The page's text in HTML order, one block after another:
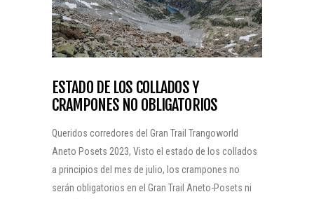
ESTADO DE LOS COLLADOS Y
CRAMPONES NO OBLIGATORIOS
Queridos corredores del Gran Trail Trangoworld
Aneto Posets 2023, Visto el estado de los collados
a principios del mes de julio, los crampones no
serán obligatorios en el Gran Trail Aneto-Posets ni